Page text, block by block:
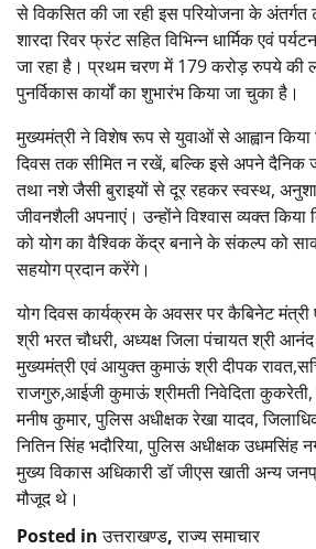
से विकसित की जा रही इस परियोजना के
शारदा रिवर फ्रंट सहित विभिन्न धार्मिक एवं
जा रहा है। प्रथम चरण में 179 करोड़ रुपये की
पुनर्विकास कार्यों का शुभारंभ किया जा चुका है।
मुख्यमंत्री ने विशेष रूप से युवाओं से आह्वान
दिवस तक सीमित न रखें, बल्कि इसे अपने दैनिक
तथा नशे जैसी बुराइयों से दूर रहकर स्वस्थ,
जीवनशैली अपनाएं। उन्होंने विश्वास व्यक्त किया
को योग का वैश्विक केंद्र बनाने के संकल्प को
सहयोग प्रदान करेंगे।
योग दिवस कार्यक्रम के अवसर पर कैबिनेट मंत्री
श्री भरत चौधरी, अध्यक्ष जिला पंचायत श्री
मुख्यमंत्री एवं आयुक्त कुमाऊं श्री दीपक
राजगुरु,आईजी कुमाऊं श्रीमती निवेदिता कुकरेती,
मनीष कुमार, पुलिस अधीक्षक रेखा यादव,
नितिन सिंह भदौरिया, पुलिस अधीक्षक उधमसिंह
मुख्य विकास अधिकारी डॉ जीएस खाती अन्य
मौजूद थे।
Posted inउत्तराखण्ड,राज्य समाचार